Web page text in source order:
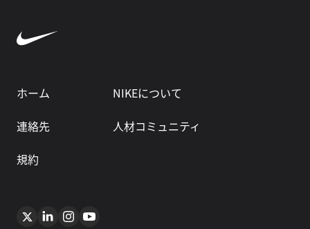
ホーム
NIKEについて
連絡先
人材コミュニティ
規約